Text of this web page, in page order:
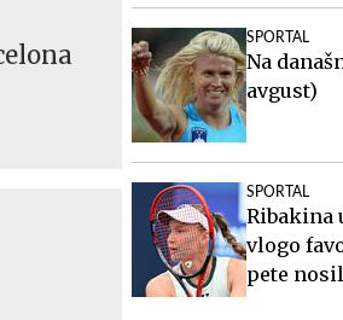
SPORTAL
Na
avgust)
SPORTAL
Ribakina
vlogo
pete